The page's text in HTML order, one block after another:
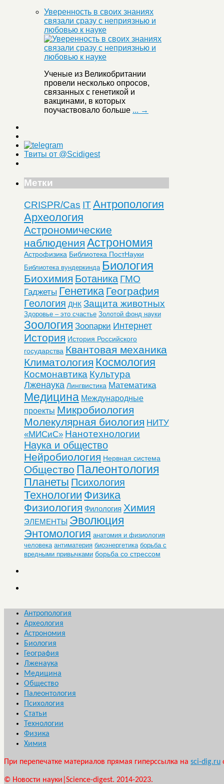
Уверенность в своих знаниях
связали сразу с неприязнью и
любовью к науке
Ученые из Великобритании
провели несколько опросов,
связанных с генетикой и
вакцинами, в которых
поучаствовало больше ... →
Твиты от @Scidigest
Метки
CRISPR/Cas ITАнтропология
Археология
Астрономические
наблюдения Астрономия
Астрофизика Библиотека ПостНауки
Библиотека вундеркинда Биология
Биохимия Ботаника ГМО
Гаджеты Генетика География
Геология ДНК Защита животных
Здоровье – это счастье Золотой фонд науки
Зоология Зоопарки Интернет
История История Российского
государства Квантовая механика
Климатология Космология
Космонавтика Культура
Лженаука Лингвистика Математика
Медицина Международные
проекты Микробиология
Молекулярная биология НИТУ
«МИСиС» Нанотехнологии
Наука и общество
Нейробиология Нервная система
Общество Палеонтология
Планеты Психология
Технологии Физика
Физиология Филология Химия
ЭЛЕМЕНТЫ Эволюция
Энтомология анатомия и физиология
человека антиматерия биоэнергетика борьба с
вредными привычками борьба со стрессом
Антропология
Археология
Астрономия
Биология
География
Лженаука
Медицина
Общество
Палеонтология
Психология
Статьи
Технологии
Физика
Химия
При перепечатке материалов прямая гиперссылка на sci-dig.ru
© Новости науки|Science-digest. 2014-2023.